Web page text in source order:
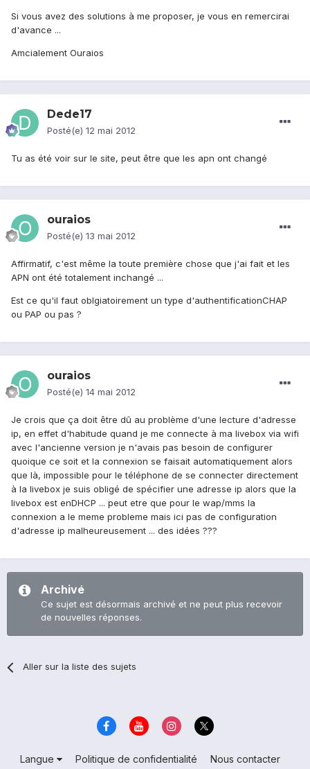
Si vous avez des solutions à me proposer, je vous en remercirai
d'avance ...
Amcialement Ouraios
Dede17
Posté(e) 12 mai 2012
Tu as été voir sur le site, peut être que les apn ont changé
ouraios
Posté(e) 13 mai 2012
Affirmatif, c'est même la toute première chose que j'ai fait et les
APN ont été totalement inchangé ...
Est ce qu'il faut oblgiatoirement un type d'authentificationCHAP
ou PAP ou pas ?
ouraios
Posté(e) 14 mai 2012
Je crois que ça doit être dû au problème d'une lecture d'adresse
ip, en effet d'habitude quand je me connecte à ma livebox via wifi
avec l'ancienne version je n'avais pas besoin de configurer
quoique ce soit et la connexion se faisait automatiquement alors
que là, impossible pour le téléphone de se connecter directement
à la livebox je suis obligé de spécifier une adresse ip alors que la
livebox est enDHCP ... peut etre que pour le wap/mms la
connexion a le meme probleme mais ici pas de configuration
d'adresse ip malheureusement ... des idées ???
Archivé
Ce sujet est désormais archivé et ne peut plus recevoir
de nouvelles réponses.
Aller sur la liste des sujets
Langue Politique de confidentialité
Nous contacter